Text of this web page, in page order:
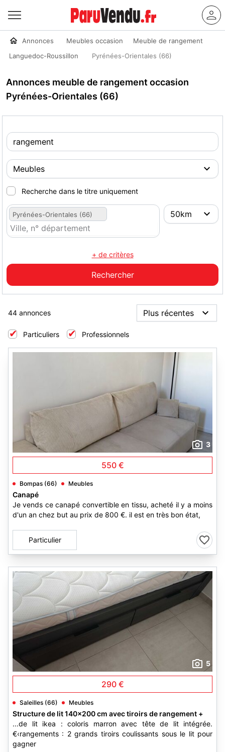
Annonces Meubles occasion
Meuble de rangement
Languedoc-Roussillon
Pyrénées-Orientales (66)
Annonces meuble de rangement occasion
Pyrénées-Orientales (66)
Recherche dans le titre uniquement
Pyrénées-Orientales (66)
+ de critères
44 annonces
Particuliers Professionnels
3
550 €
Bompas (66) Meubles
Canapé
Je vends ce canapé convertible en tissu, acheté il y a moins
d'un an chez but au prix de 800 €. il est en très bon état,
Particulier
5
290 €
Saleilles (66) Meubles
Structure de lit 140x200 cm avec tiroirs de rangement +
...de lit ikea : coloris marron avec tête de lit intégrée.
€‹rangements : 2 grands tiroirs coulissants sous le lit pour
gagner